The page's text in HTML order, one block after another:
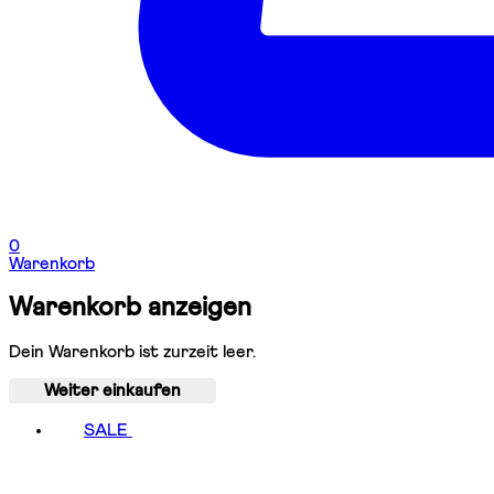
0
Warenkorb
Warenkorb anzeigen
Dein Warenkorb ist zurzeit leer.
Weiter einkaufen
SALE